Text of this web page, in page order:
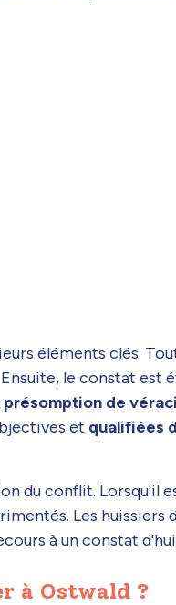
éléments clés.
Ensuite, le constat est
présomption de
et qualifiées
du conflit. Lorsqu'il
Les
à un constat
à Ostwald ?